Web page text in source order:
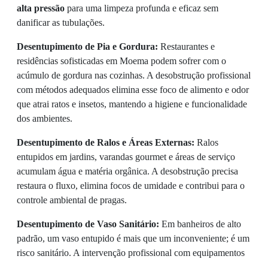
alta pressão para uma limpeza profunda e eficaz sem
danificar as tubulações.
Desentupimento de Pia e Gordura: Restaurantes e
residências sofisticadas em Moema podem sofrer com o
acúmulo de gordura nas cozinhas. A desobstrução profissional
com métodos adequados elimina esse foco de alimento e odor
que atrai ratos e insetos, mantendo a higiene e funcionalidade
dos ambientes.
Desentupimento de Ralos e Áreas Externas: Ralos
entupidos em jardins, varandas gourmet e áreas de serviço
acumulam água e matéria orgânica. A desobstrução precisa
restaura o fluxo, elimina focos de umidade e contribui para o
controle ambiental de pragas.
Desentupimento de Vaso Sanitário: Em banheiros de alto
padrão, um vaso entupido é mais que um inconveniente; é um
risco sanitário. A intervenção profissional com equipamentos